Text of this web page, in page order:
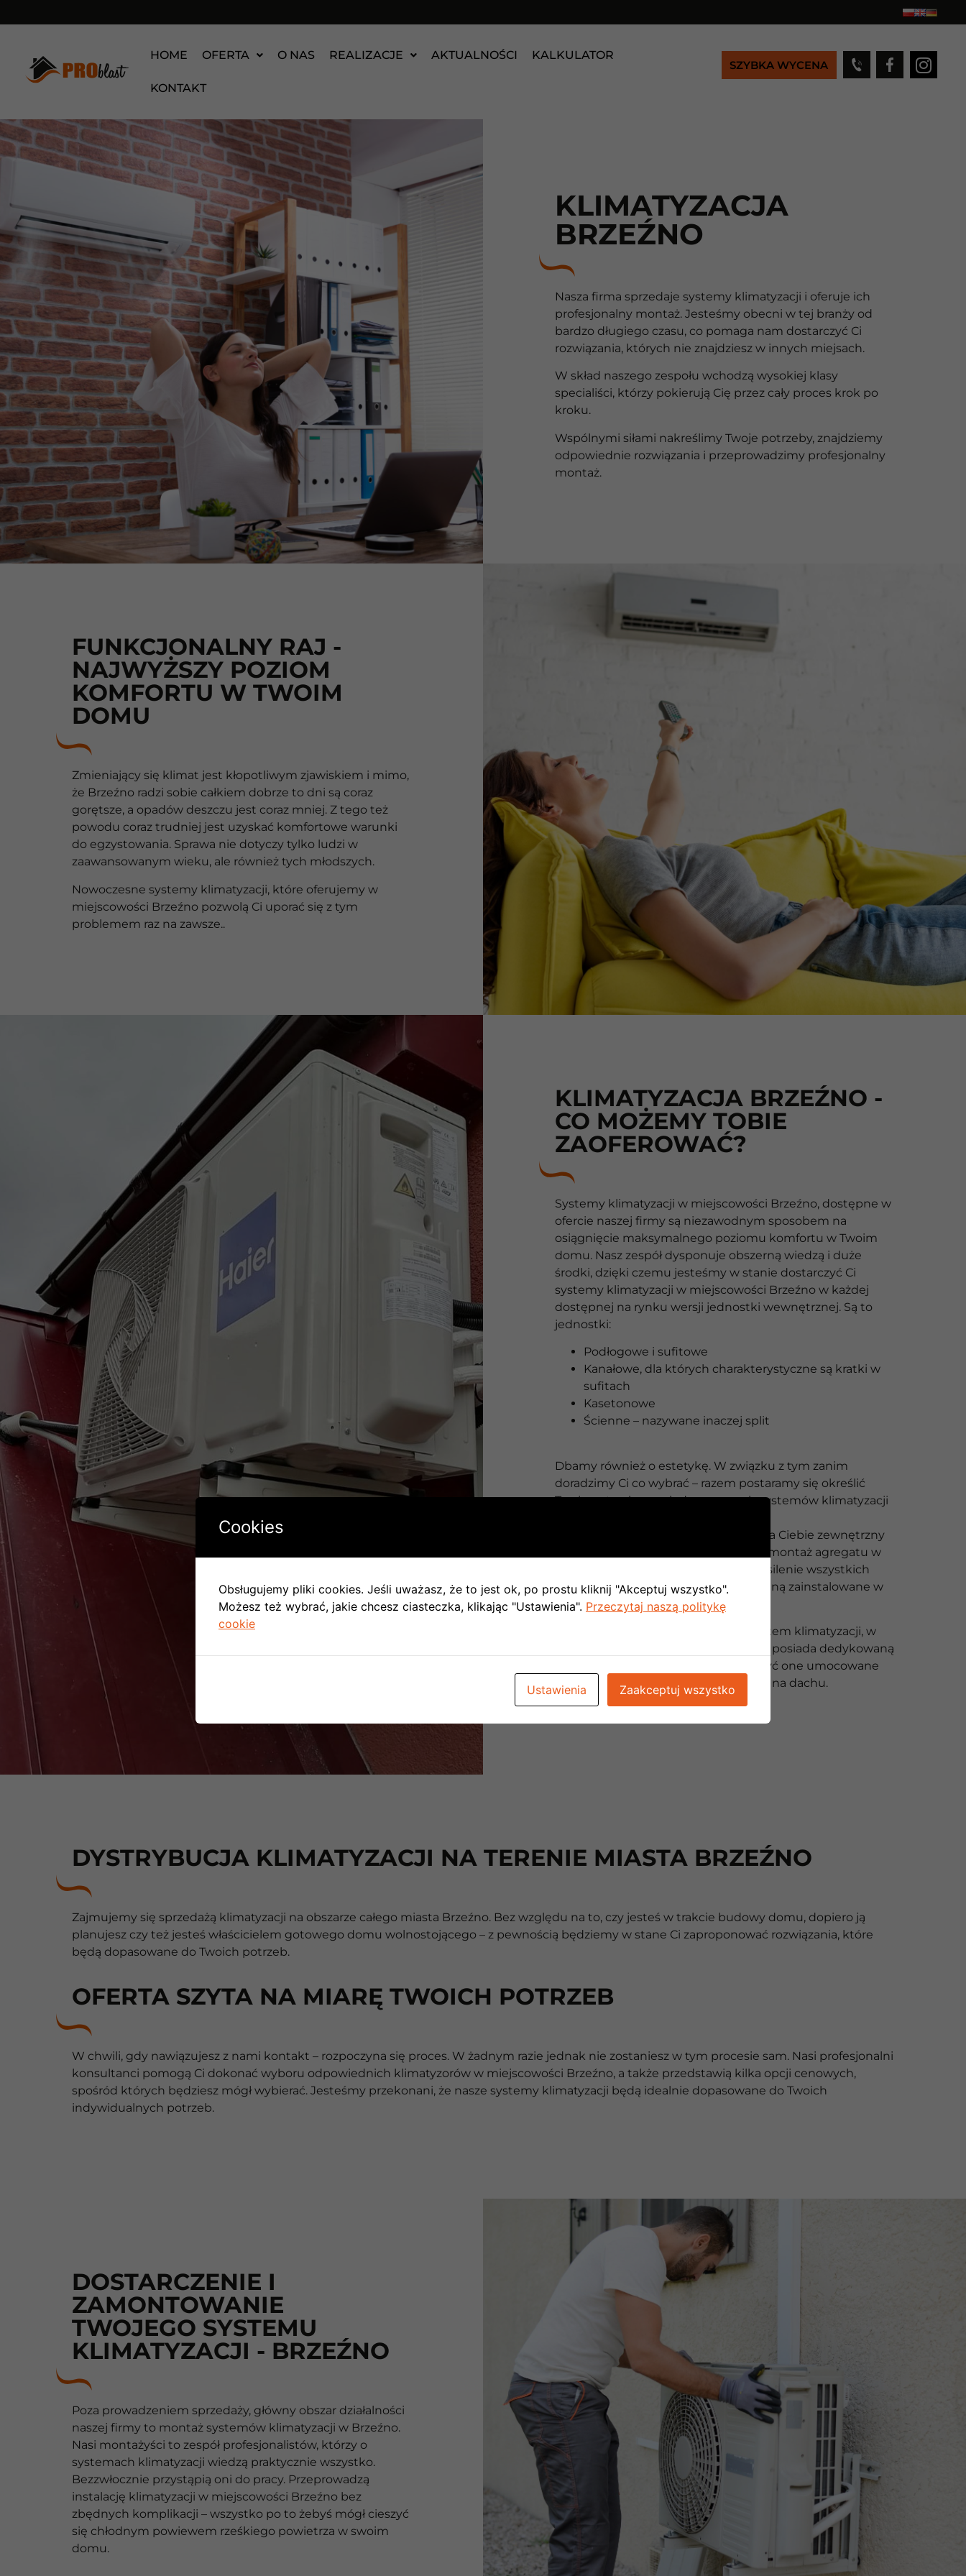
HOME OFERTA O NAS REALIZACJE AKTUALNOŚCI KALKULATOR
KONTAKT
SZYBKA WYCENA
KLIMATYZACJA
BRZEŹNO
Nasza firma sprzedaje systemy klimatyzacji i oferuje ich
profesjonalny montaż. Jesteśmy obecni w tej branży od
bardzo długiego czasu, co pomaga nam dostarczyć Ci
rozwiązania, których nie znajdziesz w innych miejsach.
W skład naszego zespołu wchodzą wysokiej klasy
specialiści, którzy pokierują Cię przez cały proces krok po
kroku.
Wspólnymi siłami nakreślimy Twoje potrzeby, znajdziemy
odpowiednie rozwiązania i przeprowadzimy profesjonalny
montaż.
FUNKCJONALNY RAJ -
NAJWYŻSZY POZIOM
KOMFORTU W TWOIM
DOMU
Zmieniający się klimat jest kłopotliwym zjawiskiem i mimo,
że Brzeźno radzi sobie całkiem dobrze to dni są coraz
gorętsze, a opadów deszczu jest coraz mniej. Z tego też
powodu coraz trudniej jest uzyskać komfortowe warunki
do egzystowania. Sprawa nie dotyczy tylko ludzi w
zaawansowanym wieku, ale również tych młodszych.
Nowoczesne systemy klimatyzacji, które oferujemy w
miejscowości Brzeźno pozwolą Ci uporać się z tym
problemem raz na zawsze..
KLIMATYZACJA BRZEŹNO -
CO MOŻEMY TOBIE
ZAOFEROWAĆ?
Systemy klimatyzacji w miejscowości Brzeźno, dostępne w
ofercie naszej firmy są niezawodnym sposobem na
osiągnięcie maksymalnego poziomu komfortu w Twoim
domu. Nasz zespół dysponuje obszerną wiedzą i duże
środki, dzięki czemu jesteśmy w stanie dostarczyć Ci
systemy klimatyzacji w miejscowości Brzeźno w każdej
dostępnej na rynku wersji jednostki wewnętrznej. Są to
jednostki:
Podłogowe i sufitowe
Kanałowe, dla których charakterystyczne są kratki w
sufitach
Kasetonowe
Ścienne – nazywane inaczej split
Dbamy również o estetykę. W związku z tym zanim
doradzimy Ci co wybrać – razem postaramy się określić
Twoje potrzeby względem naszych systemów klimatyzacji
W sytuacji, gdy duże znaczenie ma dla Ciebie zewnętrzny
wygląd budynku – polecamy wybrać montaż agregatu w
odsłonie Multi Split. Pozwala on na zasilenie wszystkich
jednostek wewnętrznych, które zostaną zainstalowane w
budynku.
Mniej kosztowną alternatywą jest system klimatyzacji, w
którym każda jednostka wewnętrzna posiada dedykowaną
sobie jednostkę zewnętrzną. Mogą być one umocowane
na zewnętrznej ścianie budynku albo na dachu.
DYSTRYBUCJA KLIMATYZACJI NA TERENIE MIASTA BRZEŹNO
Zajmujemy się sprzedażą klimatyzacji na obszarze całego miasta Brzeźno. Bez względu na to, czy jesteś w trakcie budowy domu, dopiero ją
planujesz czy też jesteś właścicielem gotowego domu wolnostojącego – z pewnością będziemy w stane Ci zaproponować rozwiązania, które
będą dopasowane do Twoich potrzeb.
OFERTA SZYTA NA MIARĘ TWOICH POTRZEB
W chwili, gdy nawiązujesz z nami kontakt – rozpoczyna się proces. W żadnym razie jednak nie zostaniesz w tym procesie sam. Nasi profesjonalni
konsultanci pomogą Ci dokonać wyboru odpowiednich klimatyzorów w miejscowości Brzeźno, a także przedstawią kilka opcji cenowych,
spośród których będziesz mógł wybierać. Jesteśmy przekonani, że nasze systemy klimatyzacji będą idealnie dopasowane do Twoich
indywidualnych potrzeb.
DOSTARCZENIE I
ZAMONTOWANIE
TWOJEGO SYSTEMU
KLIMATYZACJI - BRZEŹNO
Poza prowadzeniem sprzedaży, główny obszar działalności
naszej firmy to montaż systemów klimatyzacji w Brzeźno.
Nasi montażyści to zespół profesjonalistów, którzy o
systemach klimatyzacji wiedzą praktycznie wszystko.
Bezzwłocznie przystąpią oni do pracy. Przeprowadzą
instalację klimatyzacji w miejscowości Brzeźno bez
zbędnych komplikacji – wszystko po to żebyś mógł cieszyć
się chłodnym powiewem rześkiego powietrza w swoim
domu.
Cookies
Obsługujemy pliki cookies. Jeśli uważasz, że to jest ok, po prostu kliknij "Akceptuj wszystko".
Możesz też wybrać, jakie chcesz ciasteczka, klikając "Ustawienia". Przeczytaj naszą politykę
cookie
Ustawienia Zaakceptuj wszystko